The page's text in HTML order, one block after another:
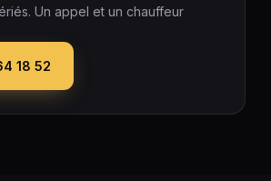
Un appel et un chauffeur
18 52